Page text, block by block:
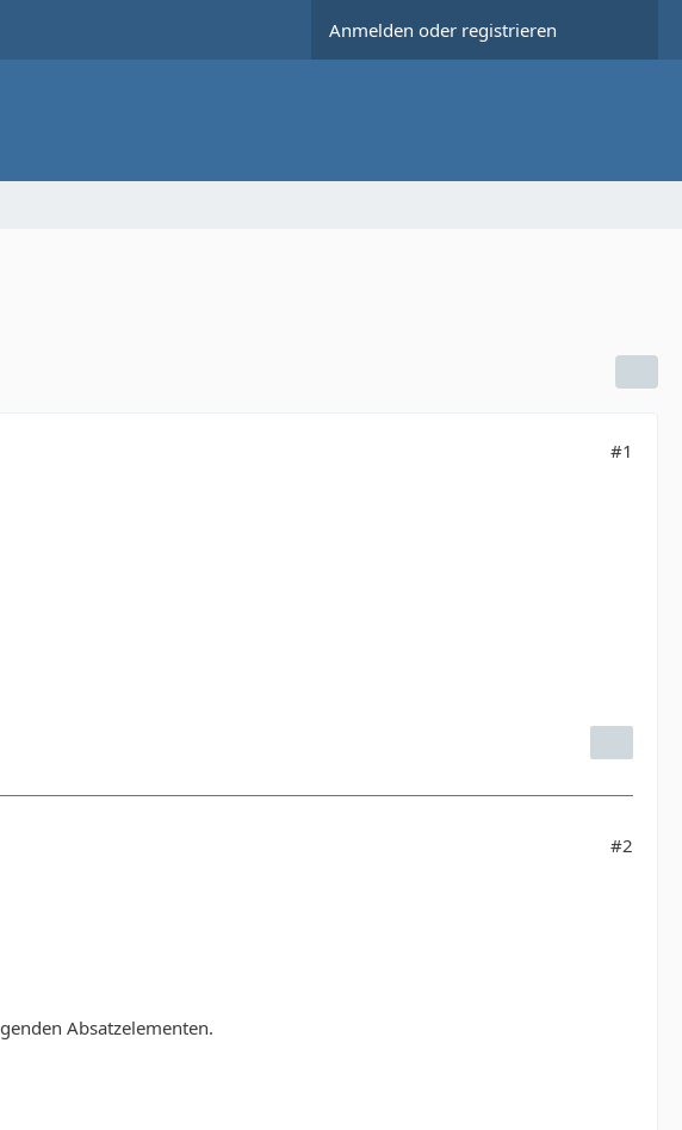
Anmelden oder registrieren
#1
#2
Absatzelementen.